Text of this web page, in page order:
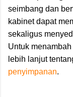
seimbang dan
kabinet dapat
sekaligus
Untuk
lebih lanjut
penyimpanan.